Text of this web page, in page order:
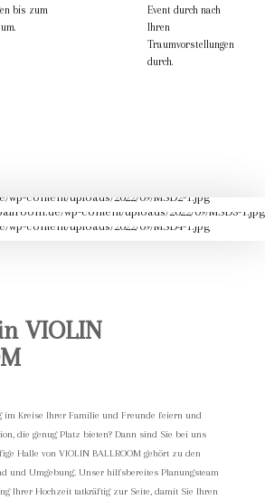
bis zum
Event durch nach
Ihren
Traumvorstellungen
durch.
VIOLIN
im Kreise Ihrer Familie und Freunde feiern und
die genug Platz bieten? Dann sind Sie bei uns
Halle von VIOLIN BALLROOM gehört zu den
und Umgebung. Unser hilfsbereites Planungsteam
Ihrer Hochzeit tatkräftig zur Seite, damit Sie Ihren